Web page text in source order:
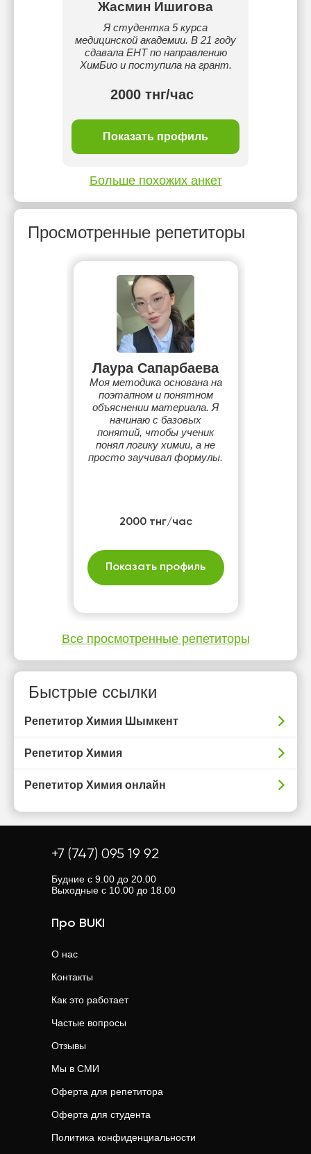
Жасмин Ишигова
Я студентка 5 курса
медицинской академии. В 21 году
сдавала ЕНТ по направлению
ХимБио и поступила на грант.
2000 тнг/час
Показать профиль
Больше похожих анкет
Просмотренные репетиторы
Лаура Сапарбаева
Моя методика основана на
поэтапном и понятном
объяснении материала. Я
начинаю с базовых
понятий, чтобы ученик
понял логику химии, а не
просто заучивал формулы.
2000 тнг/час
Показать профиль
Все просмотренные репетиторы
Быстрые ссылки
Репетитор Химия Шымкент
Репетитор Химия
Репетитор Химия онлайн
+7 (747) 095 19 92
Будние с 9.00 до 20.00
Выходные с 10.00 до 18.00
Про BUKI
О нас
Контакты
Как это работает
Частые вопросы
Отзывы
Мы в СМИ
Оферта для репетитора
Оферта для студента
Политика конфиденциальности